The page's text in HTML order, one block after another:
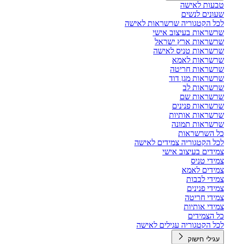
טבעות לאישה
שעונים לנשים
לכל הקטגוריה שרשראות לאישה
שרשראות בעיצוב אישי
שרשראות ארץ ישראל
שרשראות טניס לאישה
שרשראות לאמא
שרשראות חריטה
שרשראות מגן דוד
שרשראות לב
שרשראות שם
שרשראות פנינים
שרשראות אותיות
שרשראות תמונה
כל השרשראות
לכל הקטגוריה צמידים לאישה
צמידים בעיצוב אישי
צמידי טניס
צמידים לאמא
צמידי לבבות
צמידי פנינים
צמידי חריטה
צמידי אותיות
כל הצמידים
לכל הקטגוריה עגילים לאישה
עגילי חישוק